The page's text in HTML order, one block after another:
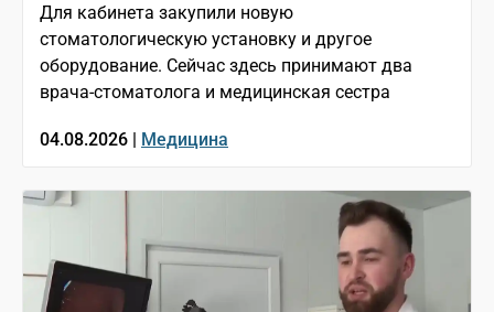
Для кабинета закупили новую
стоматологическую установку и другое
оборудование. Сейчас здесь принимают два
врача-стоматолога и медицинская сестра
04.08.2026 | Медицина